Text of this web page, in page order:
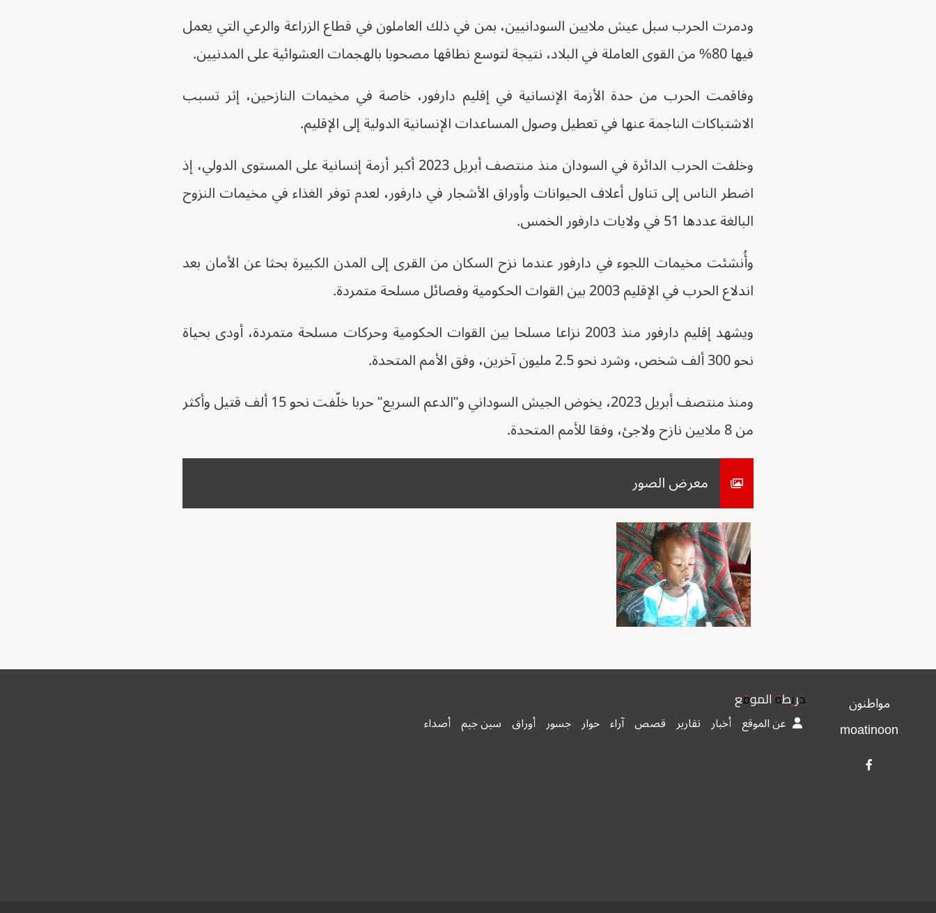
ودمرت الحرب سبل عيش ملايين السودانيين، بمن في ذلك العاملون في قطاع الزراعة والرعي التي يعمل
فيها 80% من القوى العاملة في البلاد، نتيجة لتوسع نطاقها مصحوبا بالهجمات العشوائية على المدنيين.
وفاقمت الحرب من حدة الأزمة الإنسانية في إقليم دارفور، خاصة في مخيمات النازحين، إثر تسبب
الاشتباكات الناجمة عنها في تعطيل وصول المساعدات الإنسانية الدولية إلى الإقليم.
وخلفت الحرب الدائرة في السودان منذ منتصف أبريل 2023 أكبر أزمة إنسانية على المستوى الدولي، إذ
اضطر الناس إلى تناول أعلاف الحيوانات وأوراق الأشجار في دارفور، لعدم توفر الغذاء في مخيمات النزوح
البالغة عددها 51 في ولايات دارفور الخمس.
‏وأُنشئت مخيمات اللجوء في دارفور عندما نزح السكان من القرى إلى المدن الكبيرة بحثا عن الأمان بعد
اندلاع الحرب في الإقليم 2003 بين القوات الحكومية وفصائل مسلحة متمردة.
ويشهد إقليم دارفور منذ 2003 نزاعا مسلحا بين القوات الحكومية وحركات مسلحة متمردة، أودى بحياة
نحو 300 ألف شخص، وشرد نحو 2.5 مليون آخرين، وفق الأمم المتحدة.
ومنذ منتصف أبريل 2023، يخوض الجيش السوداني و"الدعم السريع" حربا خلّفت نحو 15 ألف قتيل وأكثر
من 8 ملايين نازح ولاجئ، وفقا للأمم المتحدة.
معرض الصور
مواطنون
moatinoon
خريطة الموقع
عن الموقع أخبار تقارير قصص آراء حوار جسور أوراق سين جيم أصداء